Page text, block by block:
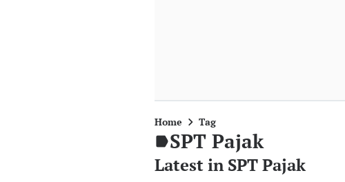
Home Tag
SPT Pajak
Latest in SPT Pajak